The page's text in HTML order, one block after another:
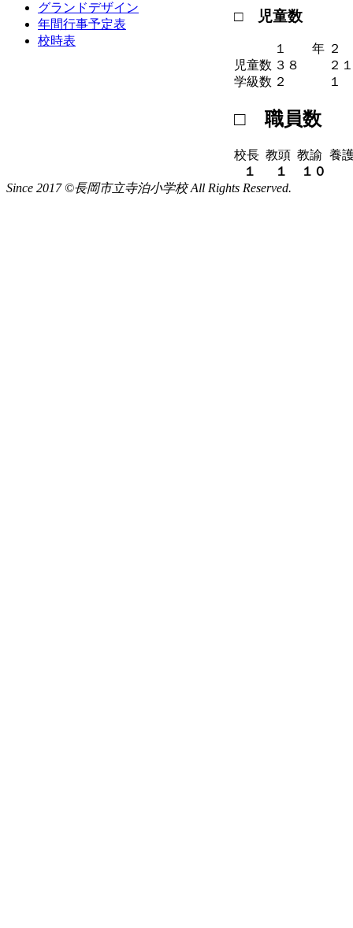
グランドデザイン
年間行事予定表
校時表
□ 児童数
１ 年
児童数 ３８
２１
学級数 ２ １
□ 職員数
校長 教頭 教諭 養
１
１
１０
Since 2017 ©長岡市立寺泊小学校 All Rights Reserved.